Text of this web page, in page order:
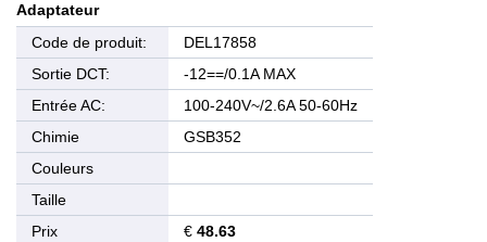
Adaptateur
Code de produit:
DEL17858
Sortie DCT:
-12==/0.1A MAX
Entrée AC:
100-240V~/2.6A 50-60Hz
Chimie
GSB352
Couleurs
Taille
Prix
€ 48.63